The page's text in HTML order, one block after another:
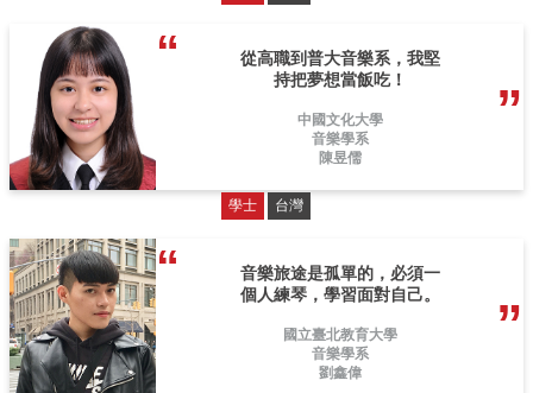
從高職到普大音樂系，我堅
持把夢想當飯吃！
中國文化大學
音樂學系
陳昱儒
學士 台灣
音樂旅途是孤單的，必須一
個人練琴，學習面對自己。
國立臺北教育大學
音樂學系
劉鑫偉